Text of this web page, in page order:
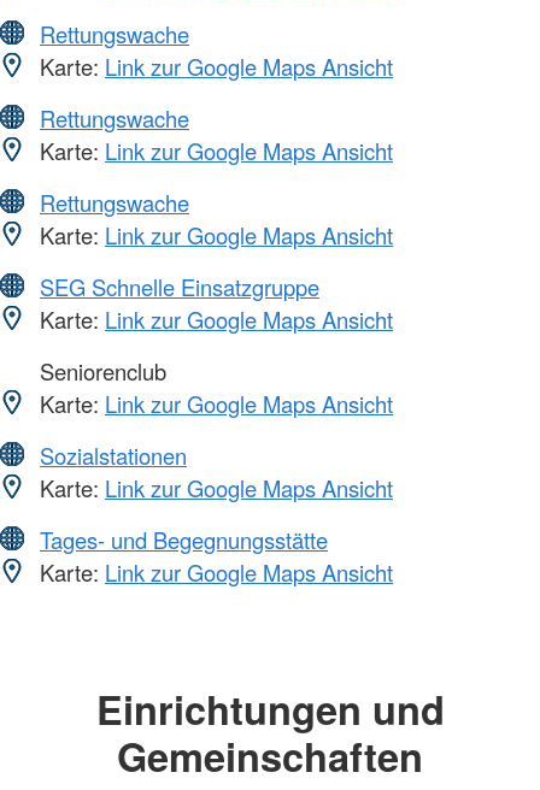
Rettungswache
Karte: Link zur Google Maps Ansicht
Rettungswache
Karte: Link zur Google Maps Ansicht
Rettungswache
Karte: Link zur Google Maps Ansicht
SEG Schnelle Einsatzgruppe
Karte: Link zur Google Maps Ansicht
Seniorenclub
Karte: Link zur Google Maps Ansicht
Sozialstationen
Karte: Link zur Google Maps Ansicht
Tages- und Begegnungsstätte
Karte: Link zur Google Maps Ansicht
Einrichtungen und
Gemeinschaften